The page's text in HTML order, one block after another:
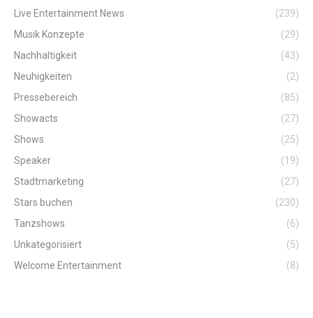
Live Entertainment News
(239)
Musik Konzepte
(29)
Nachhaltigkeit
(43)
Neuhigkeiten
(2)
Pressebereich
(85)
Showacts
(27)
Shows
(25)
Speaker
(19)
Stadtmarketing
(27)
Stars buchen
(230)
Tanzshows
(6)
Unkategorisiert
(5)
Welcome Entertainment
(8)